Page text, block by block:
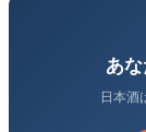
あ
日本酒